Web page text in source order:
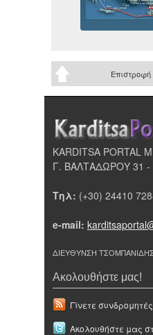
KARDITSA PORTAL
Γ. ΒΑΛΤΑΔΩΡΟΥ 31 -
Τηλ: (+30) 24410
e-mail:
ΔΙΕΥΘΥΝΣΗ
Ακολουθήστε μας!
Γίνετε
Ακολουθήστε μας